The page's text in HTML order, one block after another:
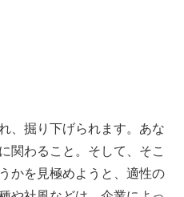
、掘り下げられます。あな
関わること。そして、そこ
かを見極めようと、適性の